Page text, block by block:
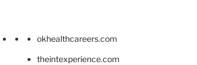
okhealthcareers.com
theintexperience.com